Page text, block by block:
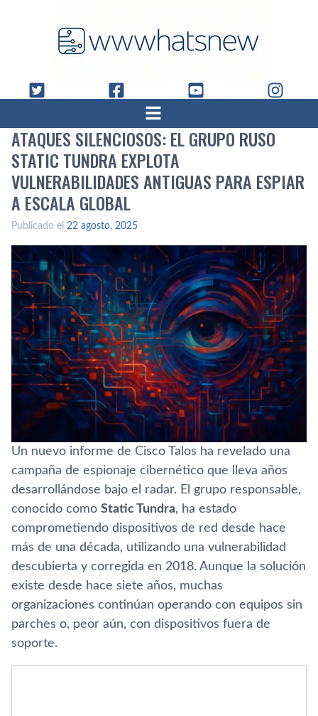
ATAQUES SILENCIOSOS: EL GRUPO RUSO
STATIC TUNDRA EXPLOTA
VULNERABILIDADES ANTIGUAS PARA ESPIAR
A ESCALA GLOBAL
Publicado el 22 agosto, 2025
Un nuevo informe de Cisco Talos ha revelado una
campaña de espionaje cibernético que lleva años
desarrollándose bajo el radar. El grupo responsable,
conocido como Static Tundra, ha estado
comprometiendo dispositivos de red desde hace
más de una década, utilizando una vulnerabilidad
descubierta y corregida en 2018. Aunque la solución
existe desde hace siete años, muchas
organizaciones continúan operando con equipos sin
parches o, peor aún, con dispositivos fuera de
soporte.